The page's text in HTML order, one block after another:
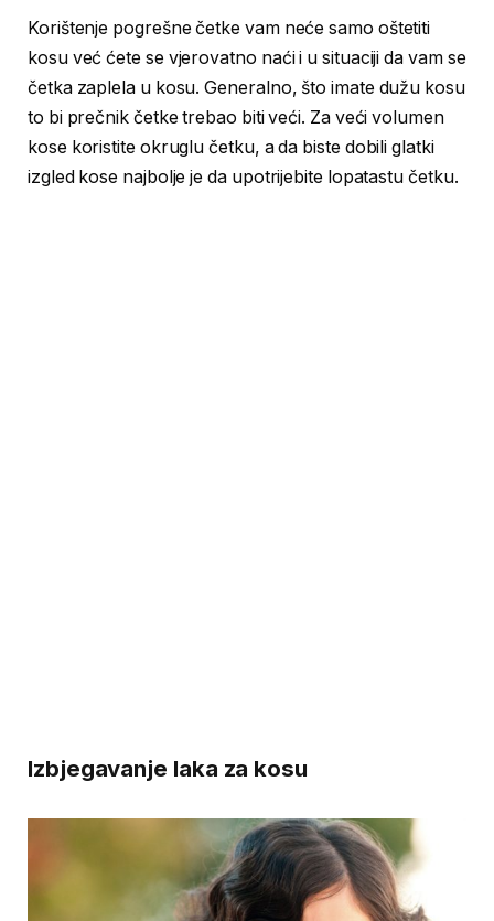
Korištenje pogrešne četke vam neće samo oštetiti
kosu već ćete se vjerovatno naći i u situaciji da vam se
četka zaplela u kosu. Generalno, što imate dužu kosu
to bi prečnik četke trebao biti veći. Za veći volumen
kose koristite okruglu četku, a da biste dobili glatki
izgled kose najbolje je da upotrijebite lopatastu četku.
Izbjegavanje laka za kosu